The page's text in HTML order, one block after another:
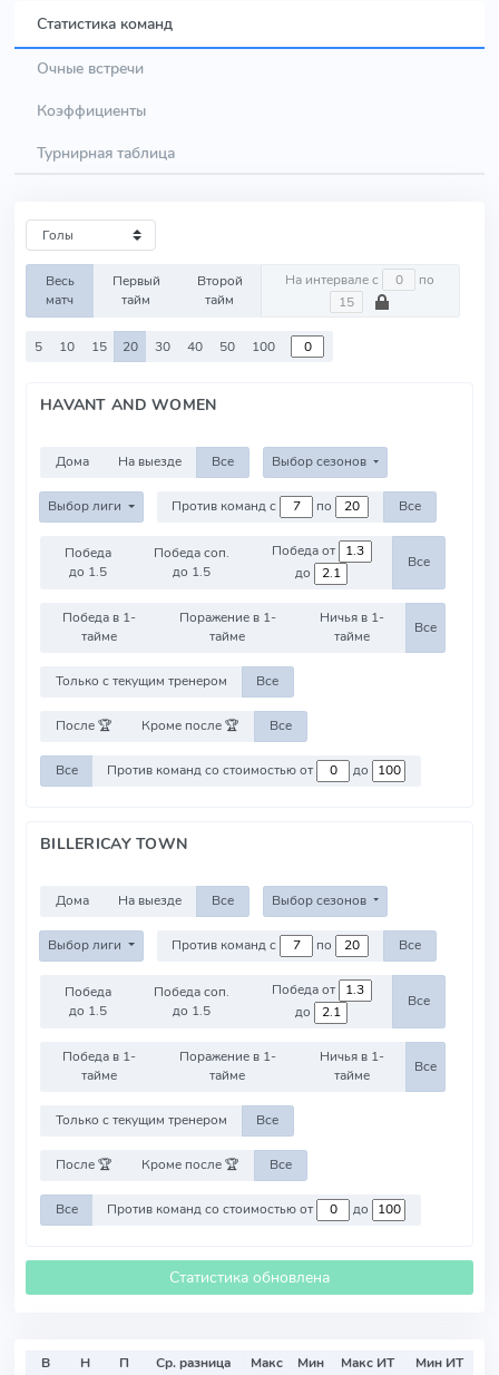
Статистика команд
Очные встречи
Коэффициенты
Турнирная таблица
Весь
матч
Первый
тайм
Второй
тайм
На интервале с по
5 10 15 20 30 40 50 100
HAVANT AND WOMEN
Дома На выезде Все Выбор сезонов
Выбор лиги Против команд с по Все
Победа
до 1.5
Победа соп.
до 1.5
Победа от
до
Все
Победа в 1-
тайме
Поражение в 1-
тайме
Ничья в 1-
тайме
Все
Только с текущим тренером Все
После 🏆 Кроме после 🏆 Все
Все Против команд со стоимостью от до
BILLERICAY TOWN
Дома На выезде Все Выбор сезонов
Выбор лиги Против команд с по Все
Победа
до 1.5
Победа соп.
до 1.5
Победа от
до
Все
Победа в 1-
тайме
Поражение в 1-
тайме
Ничья в 1-
тайме
Все
Только с текущим тренером Все
После 🏆 Кроме после 🏆 Все
Все Против команд со стоимостью от до
Статистика обновлена
В Н П Ср. разница Макс Мин Макс ИТ
Мин ИТ